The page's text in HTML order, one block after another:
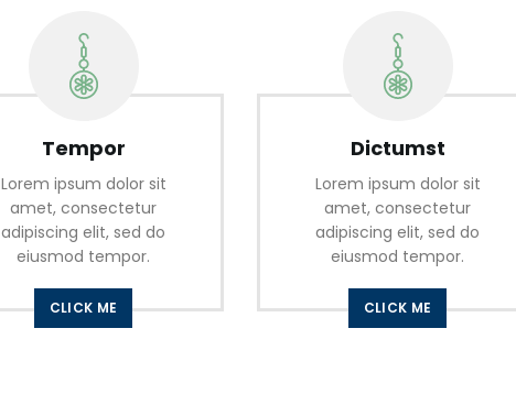
Tempor
Lorem ipsum dolor sit
amet, consectetur
adipiscing elit, sed do
eiusmod tempor.
CLICK ME
Dictumst
Lorem ipsum dolor sit
amet, consectetur
adipiscing elit, sed do
eiusmod tempor.
CLICK ME